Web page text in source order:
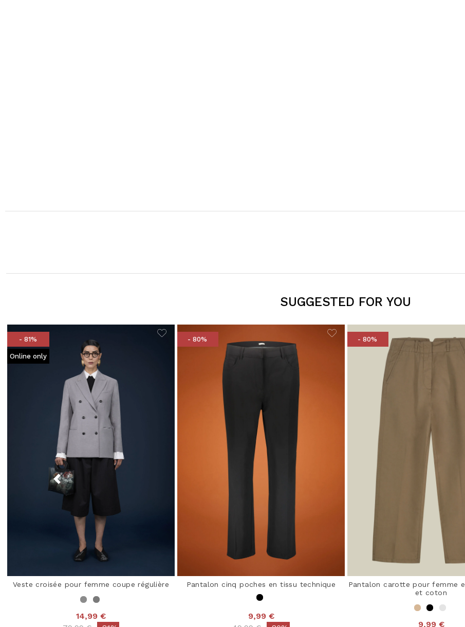
SUGGESTED FOR YOU
- 81%
Online only
Veste croisée pour femme coupe régulière
14,99 €
- 80%
Pantalon cinq poches en tissu technique
9,99 €
- 80%
Pantalon carotte pour femme
et coton
9,99 €